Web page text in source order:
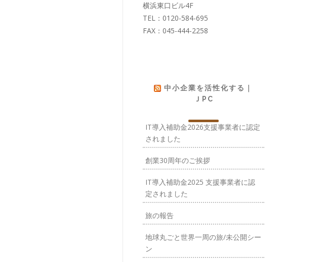
横浜東口ビル4F
TEL：0120-584-695
FAX：045-444-2258
中小企業を活性化する｜
ＪPC
IT導入補助金2026支援事業者に認定
されました
創業30周年のご挨拶
IT導入補助金2025 支援事業者に認
定されました
旅の報告
地球丸ごと世界一周の旅/未公開シー
ン